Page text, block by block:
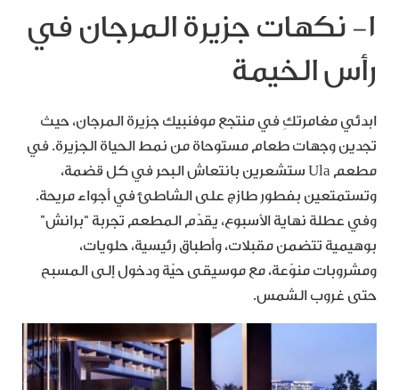
١- نكهات جزيرة المرجان في
رأس الخيمة
ابدئي مغامرتكِ في منتجع موفنبيك جزيرة المرجان، حيث
تجدين وجهات طعام مستوحاة من نمط الحياة الجزيرة. في
مطعم Ula ستشعرين بانتعاش البحر في كل قضمة،
وتستمتعين بفطور طازج على الشاطئ في أجواء مريحة.
وفي عطلة نهاية الأسبوع، يقدّم المطعم تجربة “برانش”
بوهيمية تتضمن مقبلات، وأطباق رئيسية، حلويات،
ومشروبات منوّعة، مع موسيقى حيّة ودخول إلى المسبح
حتى غروب الشمس.